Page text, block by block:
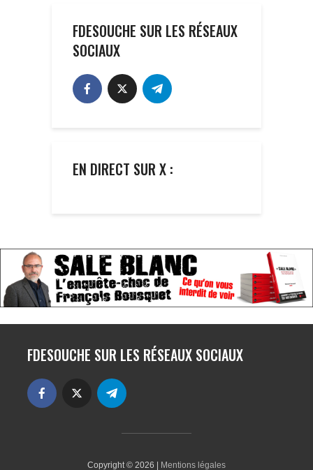
FDESOUCHE SUR LES RÉSEAUX
SOCIAUX
EN DIRECT SUR X :
FDESOUCHE SUR LES RÉSEAUX SOCIAUX
Copyright © 2026 | Mentions légales